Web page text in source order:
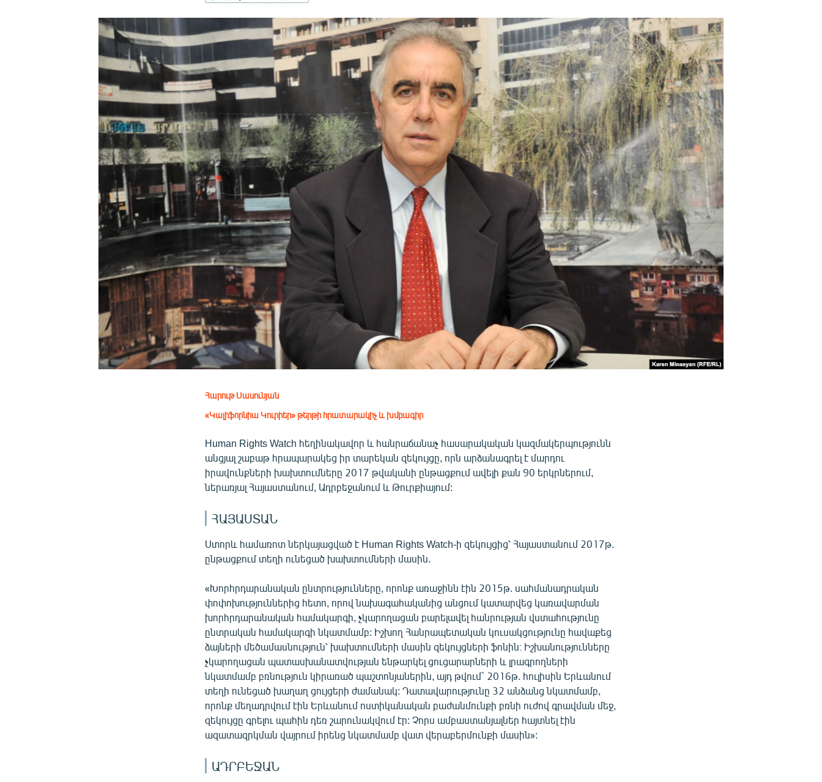
ՄԵԿՆԱԲԱՆՈՒԹՅՈՒՆ
ՁԳՏԵԼՈՎ ԼԱՎԱԳՈՒՅՆԻՆ
Հարութ Սասունյան
«Կալիֆորնիա Կուրիեր» թերթի հրատարակիչ և խմբագիր
Human Rights Watch հեղինակավոր և հանրաճանաչ հասարակական կազմակերպությունն
անցյալ շաբաթ հրապարակեց իր տարեկան զեկույցը, որն արձանագրել է մարդու
իրավունքների խախտումները 2017 թվականի ընթացքում ավելի քան 90 երկրներում,
ներառյալ Հայաստանում, Ադրբեջանում և Թուրքիայում:
ՀԱՅԱՍՏԱՆ
Ստորև համառոտ ներկայացված է Human Rights Watch-ի զեկույցից՝ Հայաստանում 2017թ.
ընթացքում տեղի ունեցած խախտումների մասին.
«Խորհրդարանական ընտրությունները, որոնք առաջինն էին 2015թ. սահմանադրական
փոփոխություններից հետո, որով նախագահականից անցում կատարվեց կառավարման
խորհրդարանական համակարգի, չկարողացան բարելավել հանրության վստահությունը
ընտրական համակարգի նկատմամբ: Իշխող Հանրապետական կուսակցությունը հավաքեց
ձայների մեծամասնություն՝ խախտումների մասին զեկույցների ֆոնին։ Իշխանությունները
չկարողացան պատասխանատվության ենթարկել ցուցարարների և լրագրողների
նկատմամբ բռնություն կիրառած պաշտոնյաներին, այդ թվում` 2016թ. հուլիսին Երևանում
տեղի ունեցած խաղաղ ցույցերի ժամանակ: Դատավարությունը 32 անձանց նկատմամբ,
որոնք մեղադրվում էին Երևանում ոստիկանական բաժանմունքի բռնի ուժով գրավման մեջ,
զեկույցը գրելու պահին դեռ շարունակվում էր: Չորս ամբաստանյալներ հայտնել էին
ազատազրկման վայրում իրենց նկատմամբ վատ վերաբերմունքի մասին»:
ԱԴՐԲԵՋԱՆ